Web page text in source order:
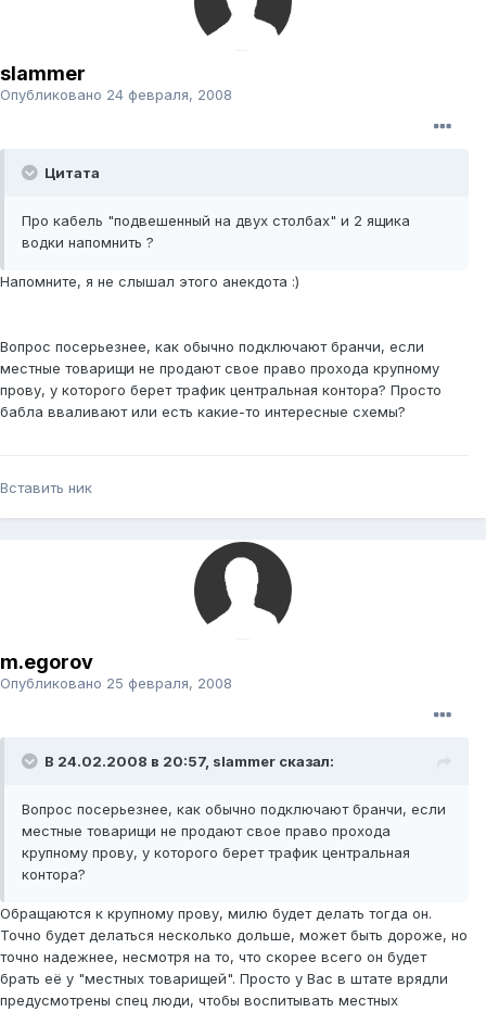
slammer
Опубликовано 24 февраля, 2008
Цитата
Про кабель "подвешенный на двух столбах" и 2 ящика
водки напомнить ?
Напомните, я не слышал этого анекдота :)
Вопрос посерьезнее, как обычно подключают бранчи, если
местные товарищи не продают свое право прохода крупному
прову, у которого берет трафик центральная контора? Просто
бабла вваливают или есть какие-то интересные схемы?
Вставить ник
m.egorov
Опубликовано 25 февраля, 2008
В 24.02.2008 в 20:57, slammer сказал:
Вопрос посерьезнее, как обычно подключают бранчи, если
местные товарищи не продают свое право прохода
крупному прову, у которого берет трафик центральная
контора?
Обращаются к крупному прову, милю будет делать тогда он.
Точно будет делаться несколько дольше, может быть дороже, но
точно надежнее, несмотря на то, что скорее всего он будет
брать её у "местных товарищей". Просто у Вас в штате врядли
предусмотрены спец люди, чтобы воспитывать местных